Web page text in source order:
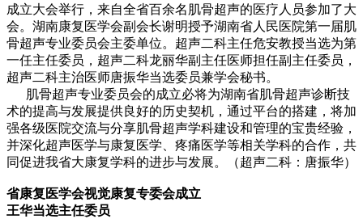
成立大会举行，来自全省百余名肌骨超声的医疗人员参加了大
会。湖南康复医学会副会长谢明授予湖南省人民医院第一届肌
骨超声专业委员会主委单位。超声二科主任危安教授当选为第
一任主任委员，超声二科龙丽华副主任医师担任副主任委员，
超声二科主治医师唐振华当选委员兼学会秘书。
肌骨超声专业委员会的成立必将为湖南省肌骨超声诊断技
术的提高与发展提供良好的历史契机，通过平台的搭建，将加
强各级医院交流与分享肌骨超声学科建设和管理的宝贵经验，
并深化超声医学与康复医学、疼痛医学等相关学科的合作，共
同促进我省大康复学科的进步与发展。（超声二科：唐振华）
省康复医学会视觉康复专委会成立
王华当选主任委员